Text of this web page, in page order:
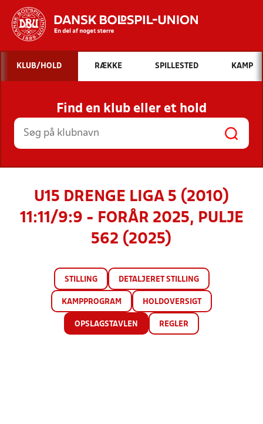
Hvad vil du søge efter?
INDHOLD OG NYHEDER
STILLINGER, RESULTATER, KLUBBER OG
HOLD
KLUB/HOLD RÆKKE SPILLESTED KAMP
Find en klub eller et hold
U15 DRENGE LIGA 5 (2010)
11:11/9:9 - FORÅR 2025, PULJE
562 (2025)
STILLING DETALJERET STILLING
KAMPPROGRAM HOLDOVERSIGT
OPSLAGSTAVLEN REGLER